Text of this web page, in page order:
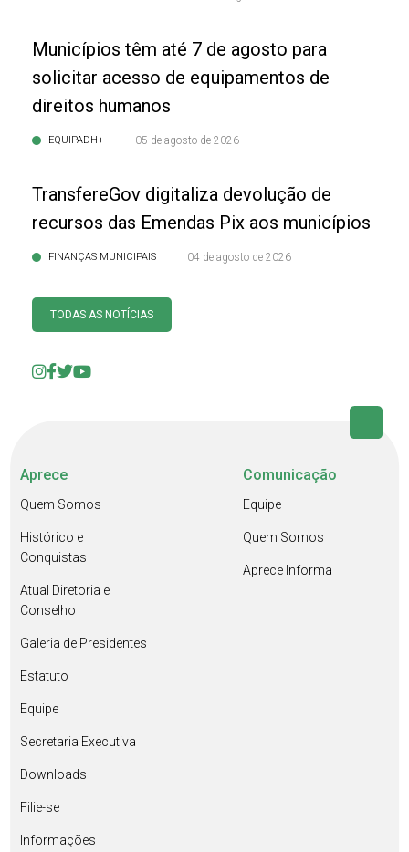
Municípios têm até 7 de agosto para
solicitar acesso de equipamentos de
direitos humanos
EQUIPADH+ 05 de agosto de 2026
TransfereGov digitaliza devolução de
recursos das Emendas Pix aos municípios
FINANÇAS MUNICIPAIS 04 de agosto de 2026
TODAS AS NOTÍCIAS
Aprece
Quem Somos
Histórico e
Conquistas
Atual Diretoria e
Conselho
Galeria de Presidentes
Estatuto
Equipe
Secretaria Executiva
Downloads
Filie-se
Informações
Comunicação
Equipe
Quem Somos
Aprece Informa